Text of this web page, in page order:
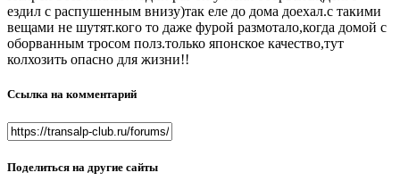
ездил с распушенным внизу)так еле до дома доехал.с такими
вещами не шутят.кого то даже фурой размотало,когда домой с
оборванным тросом полз.только японское качество,тут
колхозить опасно для жизни!!
Ссылка на комментарий
Поделиться на другие сайты